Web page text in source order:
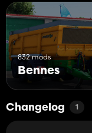
832 mods
Bennes
Changelog 1